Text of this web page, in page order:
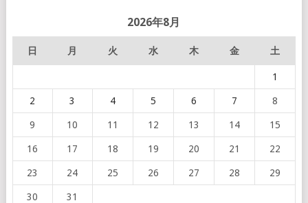
2026年8月
日 月 火 水 木 金 土
1
2 3 4 5 6 7 8
9 10 11 12 13 14 15
16 17 18 19 20 21 22
23 24 25 26 27 28 29
30
31